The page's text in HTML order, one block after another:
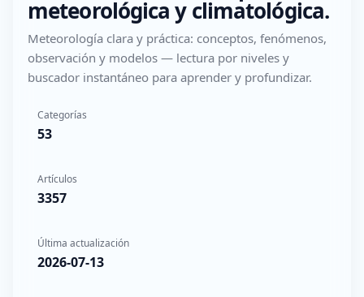
meteorológica y climatológica.
Meteorología clara y práctica: conceptos, fenómenos,
observación y modelos — lectura por niveles y
buscador instantáneo para aprender y profundizar.
Categorías
53
Artículos
3357
Última actualización
2026-07-13